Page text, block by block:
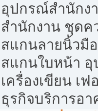
อุปกรณ์สำนักง
สำนักงาน ชุดค
สแกนลายนิ้วมื
สแกนใบหน้า
เครื่องเขียน เ
ธุรกิจบริการอ